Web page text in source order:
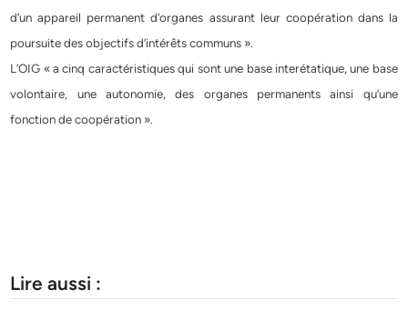
d’un appareil permanent d’organes assurant leur coopération dans la
poursuite des objectifs d’intérêts communs ».
L’OIG « a cinq caractéristiques qui sont une base interétatique, une base
volontaire, une autonomie, des organes permanents ainsi qu’une
fonction de coopération ».
Lire aussi :